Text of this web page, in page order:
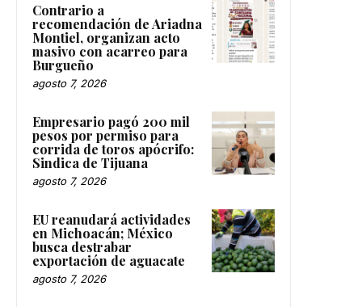
Contrario a
recomendación de Ariadna
Montiel, organizan acto
masivo con acarreo para
Burgueño
agosto 7, 2026
Empresario pagó 200 mil
pesos por permiso para
corrida de toros apócrifo:
Sindica de Tijuana
agosto 7, 2026
EU reanudará actividades
en Michoacán; México
busca destrabar
exportación de aguacate
agosto 7, 2026